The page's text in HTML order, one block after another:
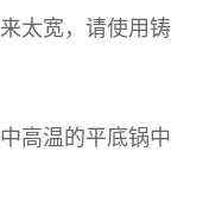
太宽，请使用铸
高温的平底锅中